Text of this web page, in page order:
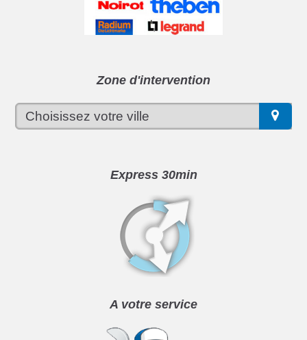
Zone d'intervention
Express 30min
A votre service